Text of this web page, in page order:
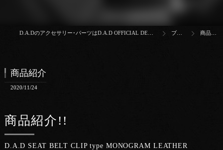
D.A.Dのアクセサリー･パーツはD.A.D OFFICIAL DEALER IKUMA ブログ 商品紹介
商品紹介
2020/11/24
D.A.D SEAT BELT CLIP type MONOGRAM LEATHER
商品紹介!!